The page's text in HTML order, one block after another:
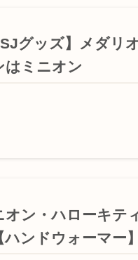
グッズ】メダリ
はミニオン
オン・ハローキテ
ハンドウォーマー】